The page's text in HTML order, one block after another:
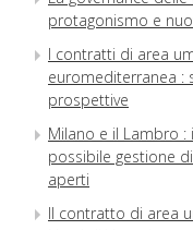
protagonismo e
I contratti di area
euromediterranea :
prospettive
Milano e il Lambro :
possibile gestione
aperti
Il contratto di area